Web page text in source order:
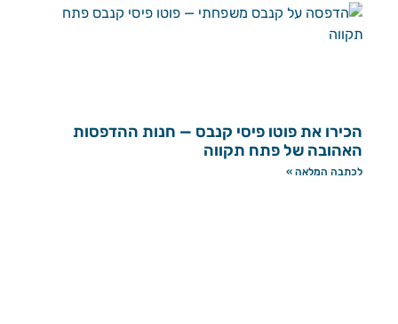
הכירו את פוטו פיסי קנבס — חנות ההדפסות
האהובה של פתח תקווה
לכתבה המלאה »